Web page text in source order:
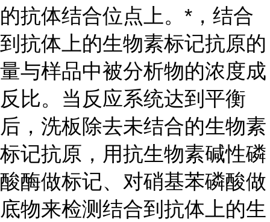
的抗体结合位点上。*，结合
到抗体上的生物素标记抗原的
量与样品中被分析物的浓度成
反比。当反应系统达到平衡
后，洗板除去未结合的生物素
标记抗原，用抗生物素碱性磷
酸酶做标记、对硝基苯磷酸做
底物来检测结合到抗体上的生